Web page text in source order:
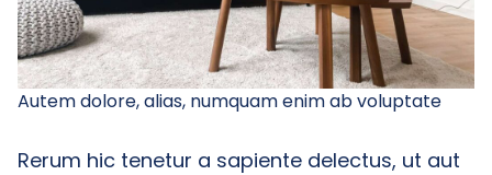
Autem dolore, alias, numquam enim ab voluptate
Rerum hic tenetur a sapiente delectus, ut aut